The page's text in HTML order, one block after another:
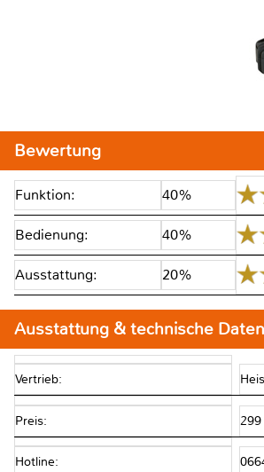
Bewertung
Funktion: 40%
Bedienung: 40%
Ausstattung: 20%
Ausstattung & technische Daten
Vertrieb:
Preis: 299
Hotline: